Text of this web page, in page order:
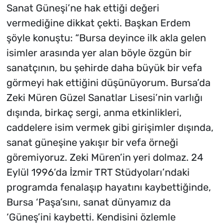
Sanat Güneşi’ne hak ettiği değeri
vermediğine dikkat çekti. Başkan Erdem
şöyle konuştu: “Bursa deyince ilk akla gelen
isimler arasında yer alan böyle özgün bir
sanatçının, bu şehirde daha büyük bir vefa
görmeyi hak ettiğini düşünüyorum. Bursa’da
Zeki Müren Güzel Sanatlar Lisesi’nin varlığı
dışında, birkaç sergi, anma etkinlikleri,
caddelere isim vermek gibi girişimler dışında,
sanat güneşine yakışır bir vefa örneği
göremiyoruz. Zeki Müren’in yeri dolmaz. 24
Eylül 1996’da İzmir TRT Stüdyoları’ndaki
programda fenalaşıp hayatını kaybettiğinde,
Bursa ‘Paşa’sını, sanat dünyamız da
‘Güneş’ini kaybetti. Kendisini özlemle